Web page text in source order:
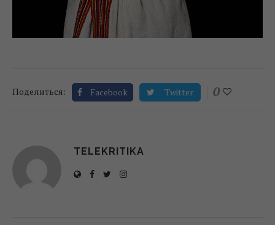
Поделиться: Facebook Twitter 0
TELEKRITIKA